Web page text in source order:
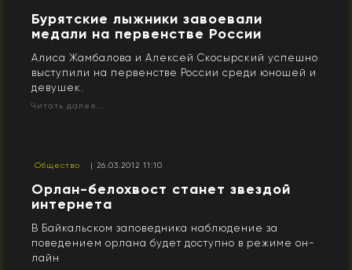
Бурятские лыжники завоевали
медали на первенстве России
Алиса Жамбалова и Алексей Скосырский успешно
выступили на первенстве России среди юношей и
девушек.
Читать далее...
Общество | 26.03.2012 11:10
Орлан-белохвост станет звездой
интернета
В Байкальском заповедника наблюдение за
поведением орлана будет доступно в режиме он-
лайн